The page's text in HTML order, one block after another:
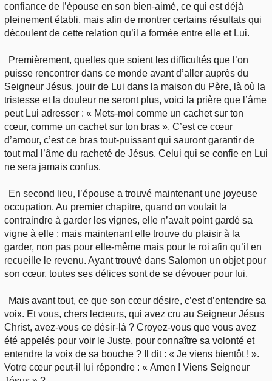
confiance de l’épouse en son bien-aimé, ce qui est déjà
pleinement établi, mais afin de montrer certains résultats qui
découlent de cette relation qu’il a formée entre elle et Lui.
Premièrement, quelles que soient les difficultés que l’on
puisse rencontrer dans ce monde avant d’aller auprès du
Seigneur Jésus, jouir de Lui dans la maison du Père, là où la
tristesse et la douleur ne seront plus, voici la prière que l’âme
peut Lui adresser : « Mets-moi comme un cachet sur ton
cœur, comme un cachet sur ton bras ». C’est ce cœur
d’amour, c’est ce bras tout-puissant qui sauront garantir de
tout mal l’âme du racheté de Jésus. Celui qui se confie en Lui
ne sera jamais confus.
En second lieu, l’épouse a trouvé maintenant une joyeuse
occupation. Au premier chapitre, quand on voulait la
contraindre à garder les vignes, elle n’avait point gardé sa
vigne à elle ; mais maintenant elle trouve du plaisir à la
garder, non pas pour elle-même mais pour le roi afin qu’il en
recueille le revenu. Ayant trouvé dans Salomon un objet pour
son cœur, toutes ses délices sont de se dévouer pour lui.
Mais avant tout, ce que son cœur désire, c’est d’entendre sa
voix. Et vous, chers lecteurs, qui avez cru au Seigneur Jésus
Christ, avez-vous ce désir-là ? Croyez-vous que vous avez
été appelés pour voir le Juste, pour connaître sa volonté et
entendre la voix de sa bouche ? Il dit : « Je viens bientôt ! ».
Votre cœur peut-il lui répondre : « Amen ! Viens Seigneur